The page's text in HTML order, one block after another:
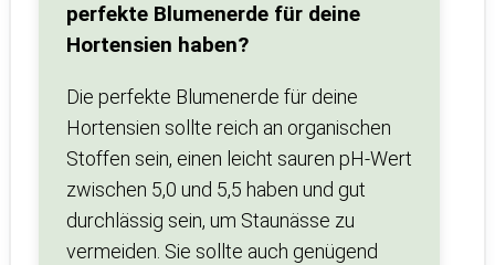
perfekte Blumenerde für deine
Hortensien haben?
Die perfekte Blumenerde für deine
Hortensien sollte reich an organischen
Stoffen sein, einen leicht sauren pH-Wert
zwischen 5,0 und 5,5 haben und gut
durchlässig sein, um Staunässe zu
vermeiden. Sie sollte auch genügend